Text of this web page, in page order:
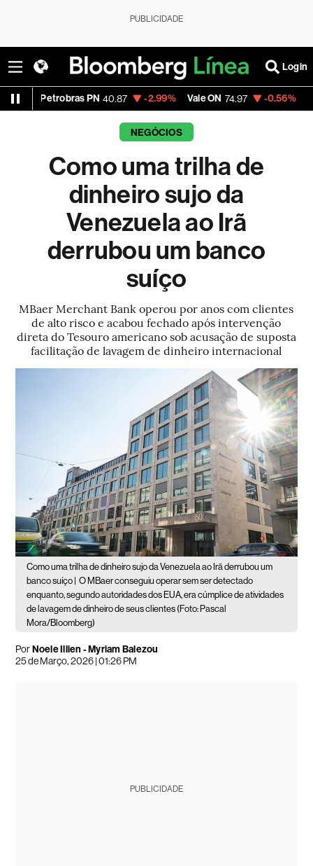
PUBLICIDADE
Login
PN 40.87 -2.99% Vale ON 74.97 -0.56% Itaú PN 40.75
NEGÓCIOS
Como uma trilha de
dinheiro sujo da
Venezuela ao Irã
derrubou um banco
suíço
MBaer Merchant Bank operou por anos com clientes
de alto risco e acabou fechado após intervenção
direta do Tesouro americano sob acusação de suposta
facilitação de lavagem de dinheiro internacional
Como uma trilha de dinheiro sujo da Venezuela ao Irã derrubou um
banco suíço |
O MBaer conseguiu operar sem ser detectado
enquanto, segundo autoridades dos EUA, era cúmplice de atividades
de lavagem de dinheiro de seus clientes (Foto: Pascal
Mora/Bloomberg)
PorNoele Illien - Myriam Balezou
25 de Março, 2026 | 01:26 PM
PUBLICIDADE